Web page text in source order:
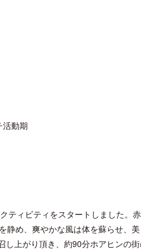
活動期
ティビティをスタートしました。
静め、爽やかな風は体を蘇らせ、
上がり頂き、約90分ホアヒンの街